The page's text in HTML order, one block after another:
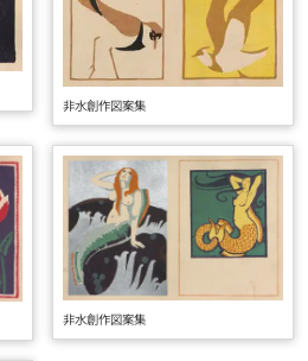
非水創作図案集
非水創作図案集